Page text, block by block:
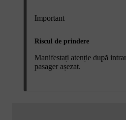
Important
Riscul de prindere
Manifestați atenție după
pasager așezat.